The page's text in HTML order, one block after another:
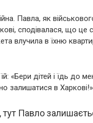
Павла, як
сподівалася, що це
влучила в їхню
«Бери дітей і їдь до
залишатися в Харкові!»
Павло